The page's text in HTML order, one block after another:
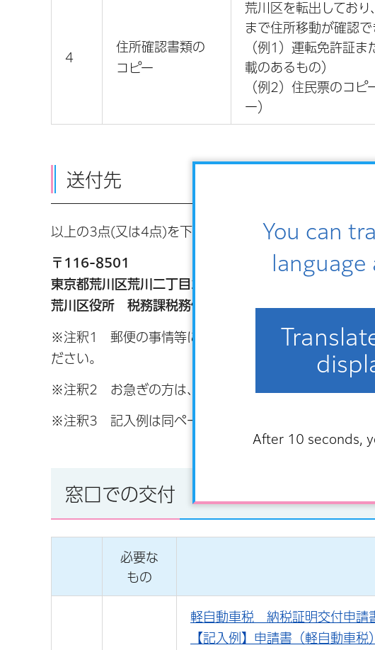
You can
After 10 seconds,
4
住所確認書類の
コピー
荒川区を転出してお
まで住所移動が確認で
（例1）運転免許証
載のあるもの）
（例2）住民票のコ
ー）
送付先
以上の3点(又は4点)を下記の送付先に郵送してください
〒116-8501
東京都荒川区荒川二丁目2番3号
荒川区役所 税務課税務係 証明担当
※注釈1 郵便の事情等により、お手元に届くまでお時
ださい。
※注釈2 お急ぎの方は、速達郵便等をご利用ください。
※注釈3 記入例は同ページ内の
窓口での交付
必要な
もの
軽自動車税 納税証明交付申請
【記入例】申請書（軽自動車税